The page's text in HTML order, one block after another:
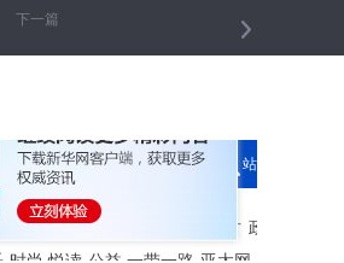
“点外卖”正在改变传统的生活方式
下一篇